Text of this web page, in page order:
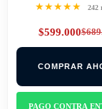
★★★★★ 242
$
price
$599.000
price
COMPRAR
PAGO CONTRA